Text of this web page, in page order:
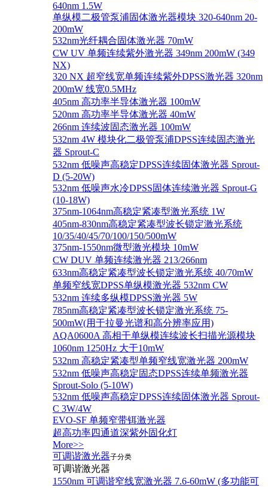
640nm 1.5W
单纵模二极管泵浦固体激光器模块 320-640nm 20-
200mW
532nm光纤耦合固体激光器 70mW
CW UV 单频连续紫外激光器 349nm 200mW (349
NX)
320 NX 超窄线宽单频连续紫外DPSS激光器 320nm
200mW 线宽0.5MHz
405nm 高功率半导体激光器 100mW
520nm 高功率半导体激光器 40mW
266nm 连续波固态激光器 100mW
532nm 4W 模块化二极管泵浦DPSS连续固态激光
器 Sprout-C
532nm 低噪声高稳定DPSS连续固体激光器 Sprout-
D (5-20W)
532nm 低噪声水冷DPSS固体连续激光器 Sprout-G
(10-18W)
375nm-1064nm高稳定紧凑型激光系统 1W
405nm-830nm高稳定紧凑型波长锁定激光系统
10/35/40/45/70/100/150/500mW
375nm-1550nm微型激光模块 10mW
CW DUV 单频连续激光器 213/266nm
633nm高稳定紧凑型波长锁定激光系统 40/70mW
单频窄线宽DPSS单纵模激光器 532nm CW
532nm 连续多纵模DPSS激光器 5W
785nm高稳定紧凑型波长锁定激光系统 75-
500mW(用于拉曼光谱和高分辨率应用)
AQA0600A 高相干单纵模连续波长扫描光源模块
1060nm 1250Hz 大于10mW
532nm 高稳定紧凑型单频窄线宽激光器 200mW
532nm 低噪声高稳定固态DPSS连续单频激光器
Sprout‐Solo (5-10W)
532nm 低噪声高稳定DPSS连续固体激光器 Sprout-
C 3W/4W
EVO-SF 单频窄带铒激光器
超高功率四通道深紫外固化灯
More>>
可调谐激光器子分类
可调谐激光器
1550nm 可调谐窄线宽激光器 7.6-60mW (多功能可